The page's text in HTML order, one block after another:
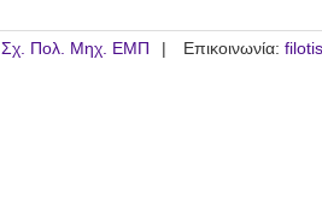
Σχ. Πολ. Μηχ. ΕΜΠ Επικοινωνία: